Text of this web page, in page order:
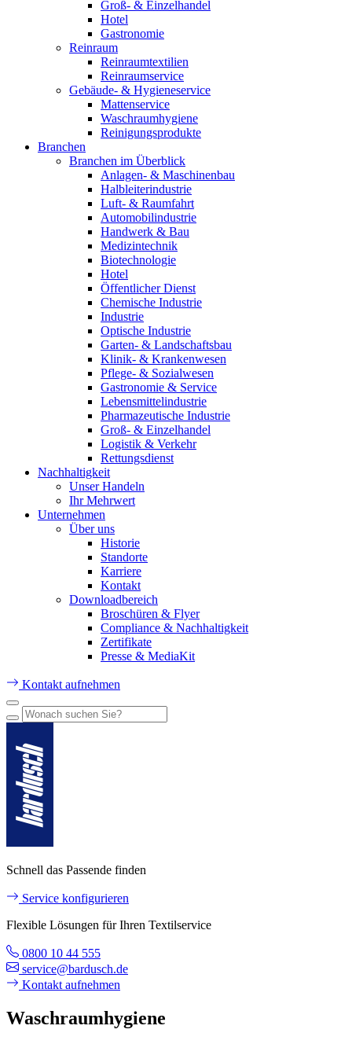
Groß- & Einzelhandel
Hotel
Gastronomie
Reinraum
Reinraumtextilien
Reinraumservice
Gebäude- & Hygieneservice
Mattenservice
Waschraumhygiene
Reinigungsprodukte
Branchen
Branchen im Überblick
Anlagen- & Maschinenbau
Halbleiterindustrie
Luft- & Raumfahrt
Automobilindustrie
Handwerk & Bau
Medizintechnik
Biotechnologie
Hotel
Öffentlicher Dienst
Chemische Industrie
Industrie
Optische Industrie
Garten- & Landschaftsbau
Klinik- & Krankenwesen
Pflege- & Sozialwesen
Gastronomie & Service
Lebensmittelindustrie
Pharmazeutische Industrie
Groß- & Einzelhandel
Logistik & Verkehr
Rettungsdienst
Nachhaltigkeit
Unser Handeln
Ihr Mehrwert
Unternehmen
Über uns
Historie
Standorte
Karriere
Kontakt
Downloadbereich
Broschüren & Flyer
Compliance & Nachhaltigkeit
Zertifikate
Presse & MediaKit
Kontakt aufnehmen
Schnell das Passende finden
Service konfigurieren
Flexible Lösungen für Ihren Textilservice
0800 10 44 555
service@bardusch.de
Kontakt aufnehmen
Waschraumhygiene